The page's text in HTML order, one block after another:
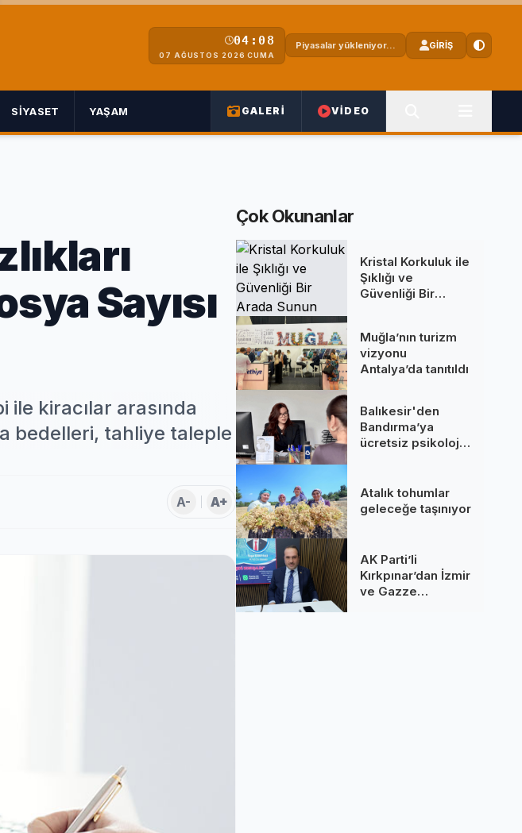
04:08
07 AĞUSTOS 2026 CUMA
Piyasalar yükleniyor... GİRİŞ
SIYASET YAŞAM GALERİ VİDEO
Sayısı
kiracılar arasında
bedelleri, tahliye taleple
A- A+
Çok Okunanlar
Kristal Korkuluk ile
Şıklığı ve
Güvenliği Bir
Muğla’nın turizm
vizyonu
Antalya’da tanıtıldı
Balıkesir'den
Bandırma’ya
ücretsiz psikolojik
Atalık tohumlar
geleceğe taşınıyor
AK Parti’li
Kırkpınar’dan İzmir
ve Gazze